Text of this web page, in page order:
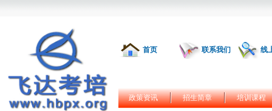
首页 联系我们 线
政策资讯 招生简章 培训课程